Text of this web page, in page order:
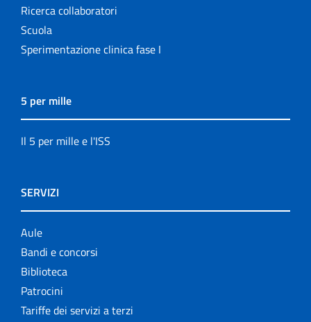
Ricerca collaboratori
Scuola
Sperimentazione clinica fase I
5 per mille
Il 5 per mille e l'ISS
SERVIZI
Aule
Bandi e concorsi
Biblioteca
Patrocini
Tariffe dei servizi a terzi